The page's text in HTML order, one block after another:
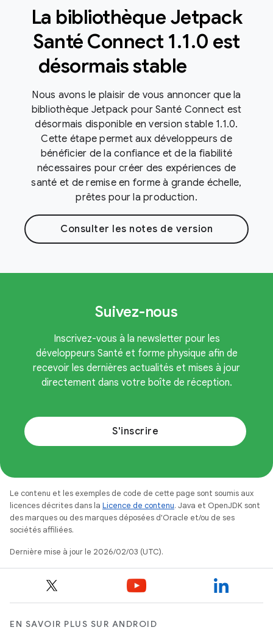
La bibliothèque Jetpack
Santé Connect 1.1.0 est
désormais stable
Nous avons le plaisir de vous annoncer que la
bibliothèque Jetpack pour Santé Connect est
désormais disponible en version stable 1.1.0.
Cette étape permet aux développeurs de
bénéficier de la confiance et de la fiabilité
nécessaires pour créer des expériences de
santé et de remise en forme à grande échelle,
prêtes pour la production.
Consulter les notes de version
Suivez-nous
Inscrivez-vous à la newsletter pour les
développeurs Santé et forme physique afin de
recevoir les dernières actualités et mises à jour
directement dans votre boîte de réception.
S'inscrire
Le contenu et les exemples de code de cette page sont soumis aux
licences décrites dans la Licence de contenu. Java et OpenJDK sont
des marques ou des marques déposées d'Oracle et/ou de ses
sociétés affiliées.
Dernière mise à jour le 2026/02/03 (UTC).
EN SAVOIR PLUS SUR ANDROID